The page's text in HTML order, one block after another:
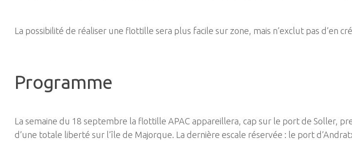
La possibilité de réaliser une flottille sera plus facile sur zone, mais n’exclut pas d’en
Programme
La semaine du 18 septembre la flottille APAC appareillera, cap sur le port de Soller,
d’une totale liberté sur l’île de Majorque. La dernière escale réservée : le port